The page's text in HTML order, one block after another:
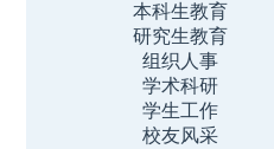
本科生教育
研究生教育
组织人事
学术科研
学生工作
校友风采